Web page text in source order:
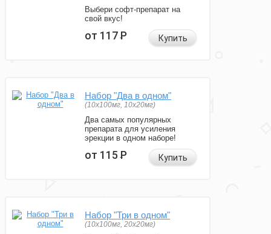
Выбери софт-препарат на
свой вкус!
от 117Р Купить
Набор "Два в одном"
(10x100мг, 10x20мг)
Два самых популярных
препарата для усиления
эрекции в одном наборе!
от 115Р Купить
Набор "Три в одном"
(10x100мг, 20x20мг)